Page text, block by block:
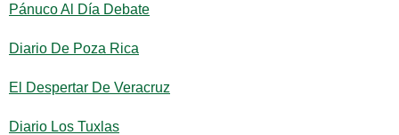
Pánuco Al Día Debate
Diario De Poza Rica
El Despertar De Veracruz
Diario Los Tuxlas